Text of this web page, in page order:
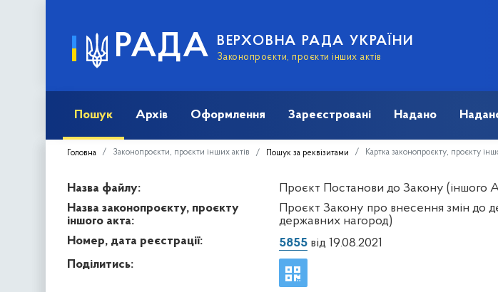
РАДА ВЕРХОВНА РАДА УКРАЇНИ
Законопроєкти, проєкти інших актів
Пошук Архів Оформлення Зареєстровані Надано
Головна Законопроєкти, проєкти інших актів Пошук за реквізитами Картка законопроєкту, проєкту
Назва файлу:
Проєкт Постанови до Закону (іншого
Назва законопроєкту, проєкту
іншого акта:
Проєкт Закону про внесення змін до
державних нагород)
Номер, дата реєстрації:
5855від 19.08.2021
Поділитись: